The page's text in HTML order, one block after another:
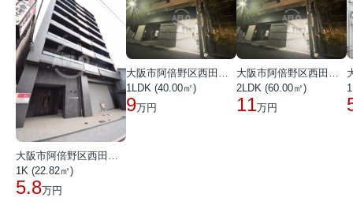
大阪市阿倍野区西田辺町１丁目
1K (22.82㎡)
5.8万円
大阪市阿倍野区西田辺町１丁目
1LDK (40.00㎡)
9万円
大阪市阿倍野区西田辺町１丁目
2LDK (60.00㎡)
11万円